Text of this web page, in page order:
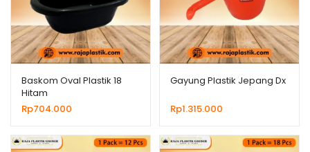
Baskom Oval Plastik 18
Hitam
Rp704.000
Gayung Plastik Jepang Dx
Rp1.315.000